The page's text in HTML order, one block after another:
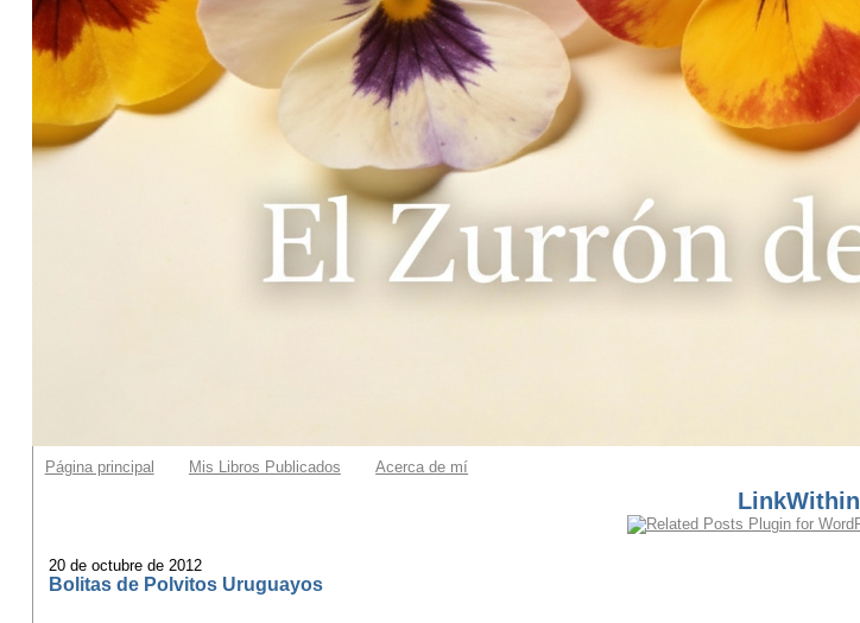
Página principal Mis Libros Publicados Acerca de mí
LinkWithin
20 de octubre de 2012
Bolitas de Polvitos Uruguayos